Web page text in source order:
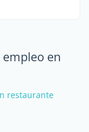
en
restaurante